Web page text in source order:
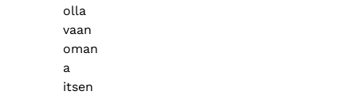
olla
vaan
oman
a
itsen